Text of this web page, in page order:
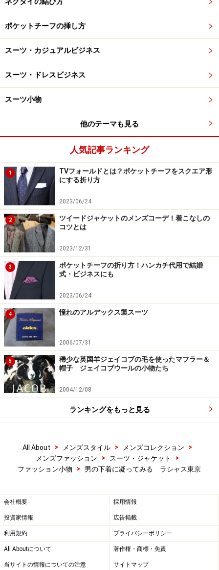
次のページでは、引き続き、ラシャス東京で販売してい
【関連記事】
■最新記事
・夏でも爽快なサラサラ肌をキープしよう！
・
クインクラシコ おすすめインポート靴
仕立て職人のいる店 サローネ フィオーレ
※記事内容は執筆時点のものです。最新の内容をご確認くださ
ポケットチーフの挿し方
スーツ・カジュアルビジネス
スーツ・ドレスビジネス
スーツ小物
他のテーマも見る
人気記事ランキング
1
TVフォールドとは？ポケットチーフをスクエア形
にする折り方
2023/06/24
2
ツイードジャケットのメンズコーデ！着こなしの
コツとは
2023/12/31
3
ポケットチーフの折り方！ハンカチ代用で結婚
式・ビジネスにも
2023/06/24
4 憧れのアルデックス製スーツ
2006/07/31
5
稀少な英国羊ジェイコブの毛を使ったマフラー＆
帽子 ジェイコブウールの小物たち
2004/12/08
ランキングをもっと見る
All About > メンズスタイル > メンズコレクション
>
メンズファッション
> スーツ・ジャケット
>
ファッション小物
> 男の下着に凝ってみる ラシャス東京
会社概要 採用情報
投資家情報 広告掲載
利用規約 プライバシーポリシー
All Aboutについて 著作権・商標・免責
当サイトの情報についての注意 サイトマップ